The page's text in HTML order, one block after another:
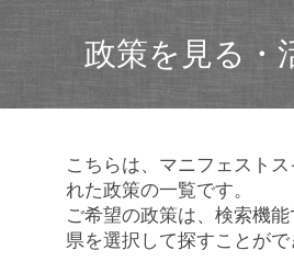
政策を見る・
こちらは、マニフェスト
れた政策の一覧です。
ご希望の政策は、検索機
県を選択して探すことがで